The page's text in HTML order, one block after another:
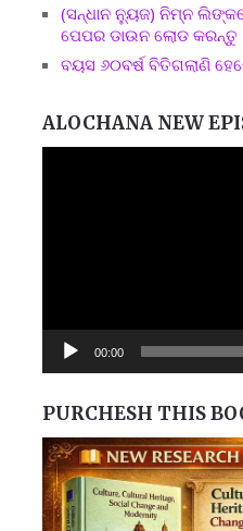
(ସନ୍ଧାନ ନ୍ୟୁଜ) ନିମ୍ନ
ପେପର ଡାଉନ ଲୋଡ କରନ୍ତୁ
ବୟସ ୬୦ବର୍ଷ ବିତିଗଲାଣି
ALOCHANA NEW
00:00
PURCHESH THIS